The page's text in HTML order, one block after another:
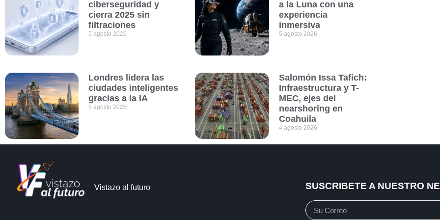
ciberseguridad y
cierra 2025 sin
filtraciones
5 agosto 2026
a la Luna con una
experiencia
inmersiva
5 agosto 2026
Londres lidera las
ciudades inteligentes
gracias a la IA
5 agosto 2026
Salomón Issa Tafich:
Infraestructura y T-
MEC, ejes del
nearshoring en
Coahuila
4 agosto 2026
Vistazo al futuro SUSCRIBETE A NUESTRO